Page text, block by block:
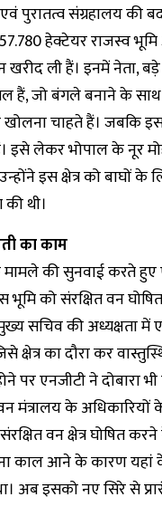
पुरातत्व संग्रहालय की
हेक्टेयर राजस्व
ली हैं। इनमें नेता,
हैं, जो बंगले बनाने के साथ
खोलना चाहते हैं। जबकि
इसे लेकर भोपाल के नूर
इस क्षेत्र को बाघों के
थी।
का काम
की सुनवाई करते हुए
को संरक्षित वन
सचिव की अध्यक्षता
का दौरा कर
पर एनजीटी ने दोबारा भी
मंत्रालय के अधिकारियों
वन क्षेत्र घोषित
काल आने के कारण यहां
अब इसको नए सिरे से